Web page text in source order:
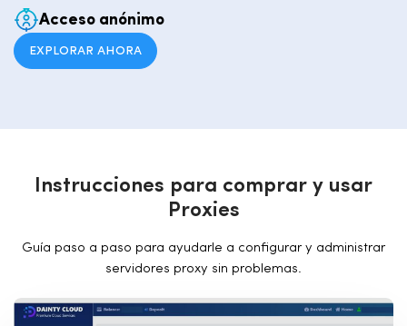
Acceso anónimo
EXPLORAR AHORA
Instrucciones para comprar y usar
Proxies
Guía paso a paso para ayudarle a configurar y administrar
servidores proxy sin problemas.